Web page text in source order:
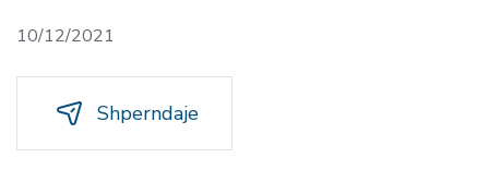
10/12/2021
Shperndaje